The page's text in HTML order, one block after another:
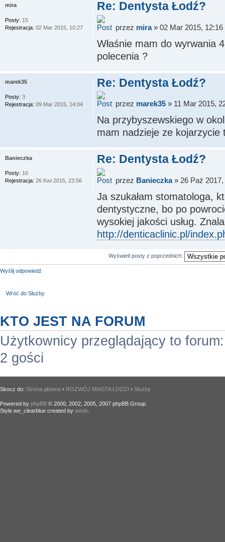
Re: Dentysta Łodź?
przez mira» 02 Mar 2015, 12:16
Właśnie mam do wyrwania
polecenia ?
mira
Posty: 15
Rejestracja: 02 Mar 2015, 10:27
Re: Dentysta Łodź?
przez marek35» 11 Mar 2015,
Na przybyszewskiego w
mam nadzieje ze kojarzycie
marek35
Posty: 3
Rejestracja: 09 Mar 2015, 14:04
Re: Dentysta Łodź?
przez Banieczka» 26 Paź 2017,
Ja szukałam stomatologa,
dentystyczne, bo po
wysokiej jakości usług.
http://denticaclinic.pl/
Banieczka
Posty: 16
Rejestracja: 26 Kwi 2015, 23:56
Wyświetl posty z poprzednich:
Wyślij odpowiedź
Wróć do Służby
KTO JEST NA FORUM
Użytkownicy przeglądający to
2 gości
Skocz do: Strona główna › ROZWÓJ MIASTA ŁODZI › Służby
Powered by phpBB © 2000, 2002, 2005, 2007 phpBB Group.
Style we_clearblue created by weeb